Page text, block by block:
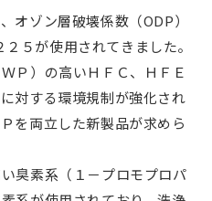
オゾン層破壊係数（ODP）
５が使用されてきました。
Ｐ）の高いＨＦＣ、ＨＦＥ
対する環境規制が強化され
を両立した新製品が求めら
臭素系（１－プロモプロパ